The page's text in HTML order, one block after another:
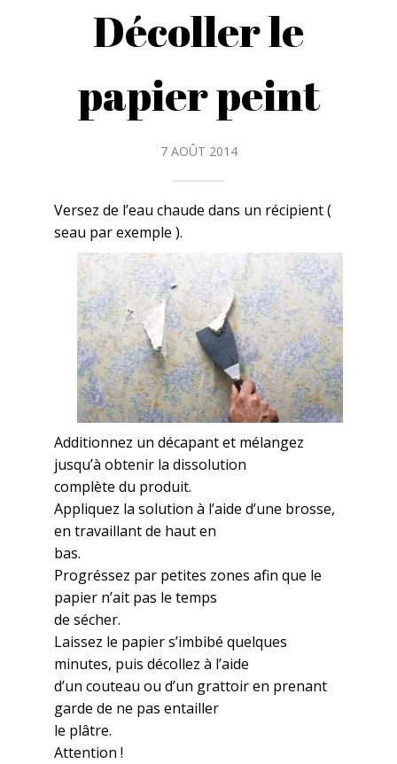
Décoller le
papier peint
7 AOÛT 2014
Versez de l’eau chaude dans un récipient (
seau par exemple ).
Additionnez un décapant et mélangez
jusqu’à obtenir la dissolution
complète du produit.
Appliquez la solution à l’aide d’une brosse,
en travaillant de haut en
bas.
Progréssez par petites zones afin que le
papier n’ait pas le temps
de sécher.
Laissez le papier s’imbibé quelques
minutes, puis décollez à l’aide
d’un couteau ou d’un grattoir en prenant
garde de ne pas entailler
le plâtre.
Attention !